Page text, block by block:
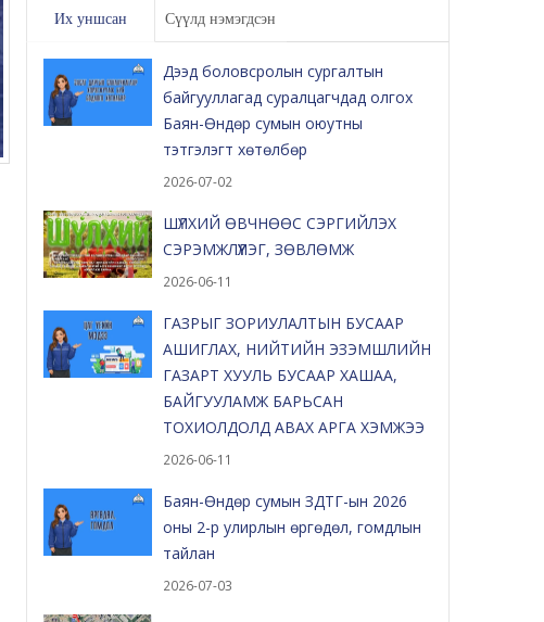
Их уншсан Сүүлд нэмэгдсэн
Дээд боловсролын сургалтын
байгууллагад суралцагчдад олгох
Баян-Өндөр сумын оюутны
тэтгэлэгт хөтөлбөр
2026-07-02
ШҮЛХИЙ ӨВЧНӨӨС СЭРГИЙЛЭХ
СЭРЭМЖЛҮҮЛЭГ, ЗӨВЛӨМЖ
2026-06-11
ГАЗРЫГ ЗОРИУЛАЛТЫН БУСААР
АШИГЛАХ, НИЙТИЙН ЭЗЭМШЛИЙН
ГАЗАРТ ХУУЛЬ БУСААР ХАШАА,
БАЙГУУЛАМЖ БАРЬСАН
ТОХИОЛДОЛД АВАХ АРГА ХЭМЖЭЭ
2026-06-11
Баян-Өндөр сумын ЗДТГ-ын 2026
оны 2-р улирлын өргөдөл, гомдлын
тайлан
2026-07-03